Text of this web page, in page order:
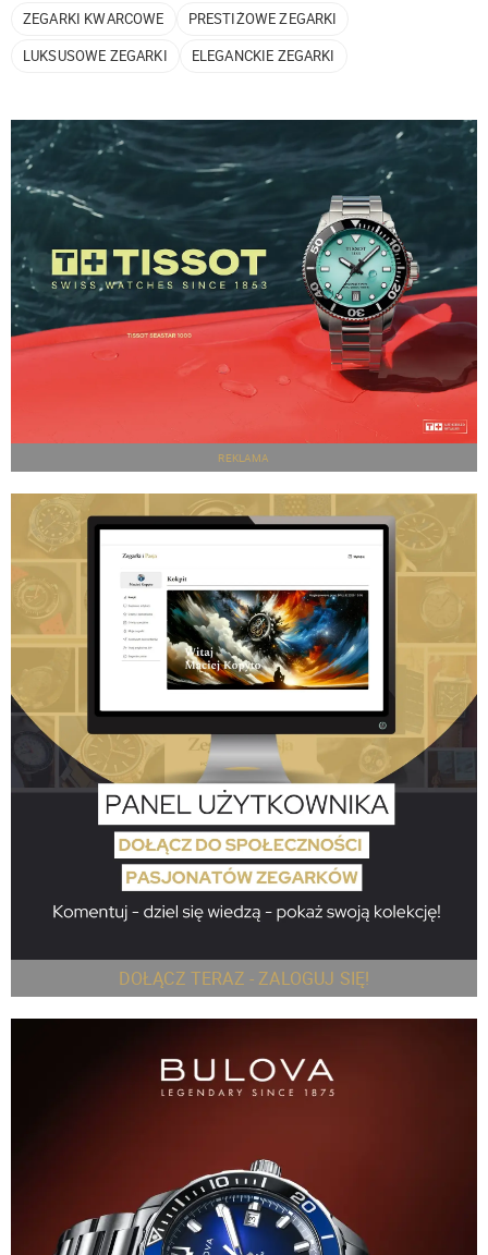
ZEGARKI KWARCOWE
PRESTIŻOWE ZEGARKI
LUKSUSOWE ZEGARKI
ELEGANCKIE ZEGARKI
REKLAMA
DOŁĄCZ TERAZ - ZALOGUJ SIĘ!